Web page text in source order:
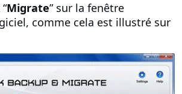
Migrate” sur la fenêtre
comme cela est illustré sur